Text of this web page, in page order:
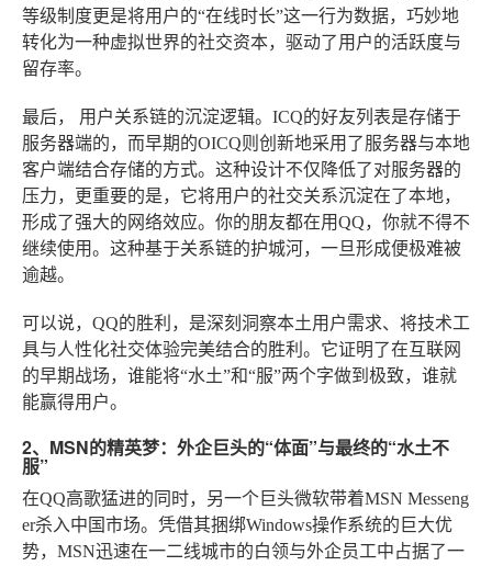
等级制度更是将用户的“在线时长”这一行为数据，巧妙地
转化为一种虚拟世界的社交资本，驱动了用户的活跃度与
留存率。
最后， 用户关系链的沉淀逻辑。ICQ的好友列表是存储于
服务器端的，而早期的OICQ则创新地采用了服务器与本地
客户端结合存储的方式。这种设计不仅降低了对服务器的
压力，更重要的是，它将用户的社交关系沉淀在了本地，
形成了强大的网络效应。你的朋友都在用QQ，你就不得不
继续使用。这种基于关系链的护城河，一旦形成便极难被
逾越。
可以说，QQ的胜利，是深刻洞察本土用户需求、将技术工
具与人性化社交体验完美结合的胜利。它证明了在互联网
的早期战场，谁能将“水土”和“服”两个字做到极致，谁就
能赢得用户。
2、MSN的精英梦：外企巨头的“体面”与最终的“水土不
服”
在QQ高歌猛进的同时，另一个巨头微软带着MSN Messeng
er杀入中国市场。凭借其捆绑Windows操作系统的巨大优
势，MSN迅速在一二线城市的白领与外企员工中占据了一